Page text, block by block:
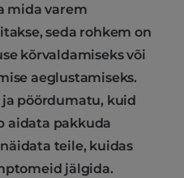
mida varem
seda rohkem on
kõrvaldamiseks või
aeglustamiseks.
ja pöördumatu, kuid
aidata pakkuda
teile, kuidas
jälgida.